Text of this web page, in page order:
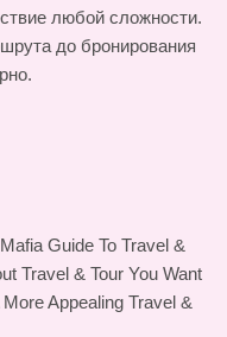
любой сложности.
до бронирования
Guide To Travel &
Travel & Tour You Want
Appealing Travel &